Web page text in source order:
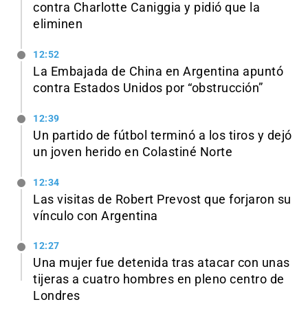
contra Charlotte Caniggia y pidió que la
eliminen
12:52
La Embajada de China en Argentina apuntó
contra Estados Unidos por “obstrucción”
12:39
Un partido de fútbol terminó a los tiros y dejó
un joven herido en Colastiné Norte
12:34
Las visitas de Robert Prevost que forjaron su
vínculo con Argentina
12:27
Una mujer fue detenida tras atacar con unas
tijeras a cuatro hombres en pleno centro de
Londres